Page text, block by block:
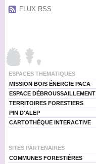
FLUX RSS
ESPACES THEMATIQUES
MISSION BOIS ÉNERGIE PACA
ESPACE DÉBROUSSAILLEMENT
TERRITOIRES FORESTIERS
PIN D'ALEP
CARTOTHÈQUE INTERACTIVE
SITES PARTENAIRES
COMMUNES FORESTIÈRES